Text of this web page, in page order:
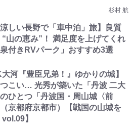
杉村 航
涼しい長野で「車中泊」旅】良質
“山の恵み”！ 満足度を上げてくれ
付きRVパーク」おすすめ3選
大河『豊臣兄弟！』ゆかりの城】
こい… 光秀が築いた「丹波 二大
ひとつ「丹波国・周山城〈前
京都府京都市）【戦国の山城を
】